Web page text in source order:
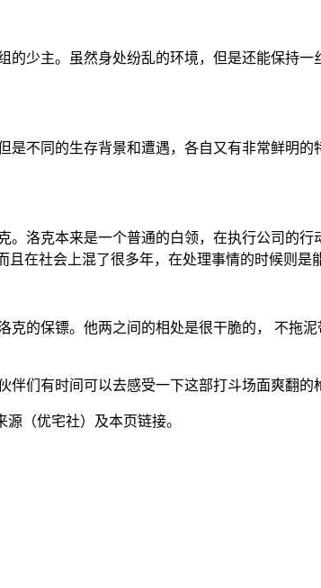
少主。虽然身处纷乱的环境，但是还能保持
不同的生存背景和遭遇，各自又有非常鲜明
洛克本来是一个普通的白领，在执行公司的
在社会上混了很多年，在处理事情的时候则
的保镖。他两之间的相处是很干脆的， 不拖
伴们有时间可以去感受一下这部打斗场面爽翻的
（优宅社）及本页链接。